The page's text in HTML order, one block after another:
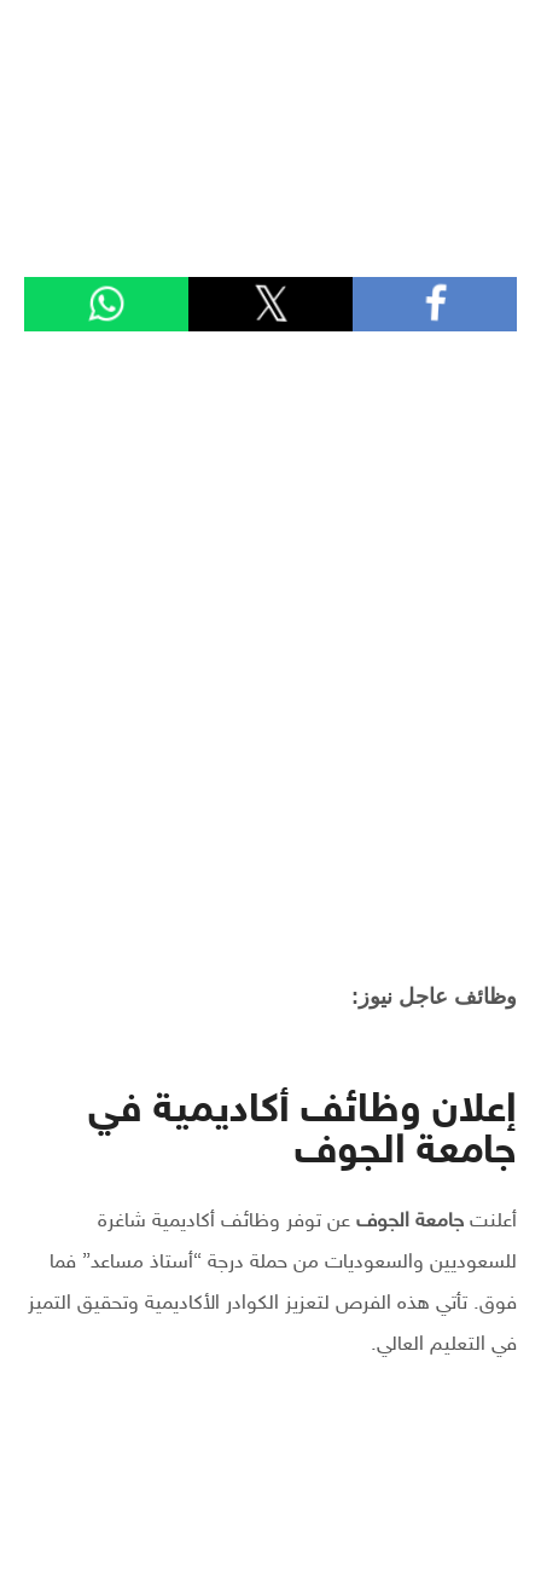
وظائف عاجل نيوز:
إعلان وظائف أكاديمية في
جامعة الجوف
أعلنت جامعة الجوف عن توفر وظائف أكاديمية شاغرة
للسعوديين والسعوديات من حملة درجة “أستاذ مساعد” فما
فوق. تأتي هذه الفرص لتعزيز الكوادر الأكاديمية وتحقيق التميز
في التعليم العالي.